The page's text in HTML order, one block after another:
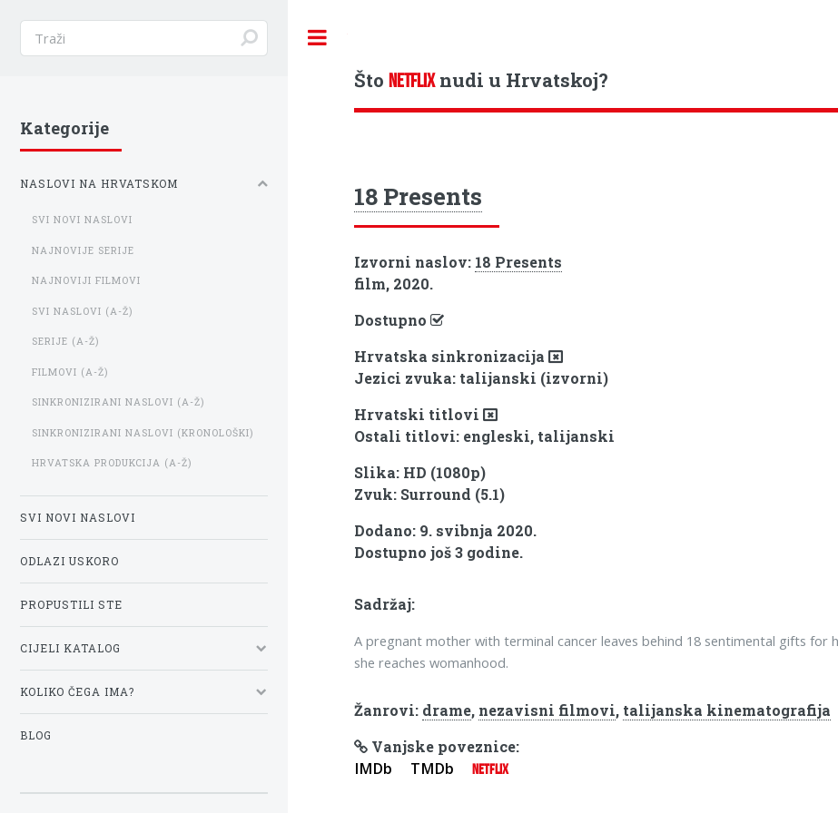
ŠtoNETFLIXnudi u Hrvatskoj?
18 Presents
Izvorni naslov: 18 Presents
film, 2020.
Dostupno
Hrvatska sinkronizacija
Jezici zvuka: talijanski (izvorni)
Hrvatski titlovi
Ostali titlovi: engleski, talijanski
Slika: HD (1080p)
Zvuk: Surround (5.1)
Dodano: 9. svibnja 2020.
Dostupno još 3 godine.
Sadržaj:
A pregnant mother with terminal cancer leaves behind 18 sentimental gifts
she reaches womanhood.
Žanrovi: drame, nezavisni filmovi, talijanska kinematografija
Vanjske poveznice:
IMDb TMDb NETFLIX
Kategorije
NASLOVI NA HRVATSKOM
SVI NOVI NASLOVI
NAJNOVIJE SERIJE
NAJNOVIJI FILMOVI
SVI NASLOVI (A-Ž)
SERIJE (A-Ž)
FILMOVI (A-Ž)
SINKRONIZIRANI NASLOVI (A-Ž)
SINKRONIZIRANI NASLOVI (KRONOLOŠKI)
HRVATSKA PRODUKCIJA (A-Ž)
SVI NOVI NASLOVI
ODLAZI USKORO
PROPUSTILI STE
CIJELI KATALOG
KOLIKO ČEGA IMA?
BLOG
Toggle